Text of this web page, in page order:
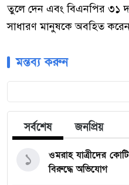
তুলে দেন এবং বিএনপির ৩১
সাধারণ মানুষকে অবহিত
মন্তব্য করুন
সর্বশেষ জনপ্রিয়
ওমরাহ যাত্রীদের
বিরুদ্ধে অভিযোগ
১